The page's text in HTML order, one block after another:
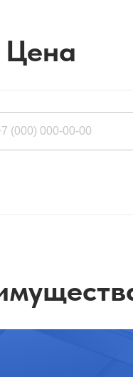
Цена